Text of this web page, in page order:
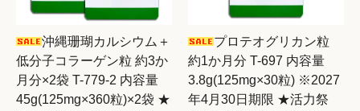
沖縄珊瑚カルシウム＋
低分子コラーゲン粒 約3か
月分×2袋 T-779-2 内容量
45g(125mg×360粒)×2袋 ★
プロテオグリカン粒
約1か月分 T-697 内容量
3.8g(125mg×30粒) ※2027
年4月30日期限 ★活力祭